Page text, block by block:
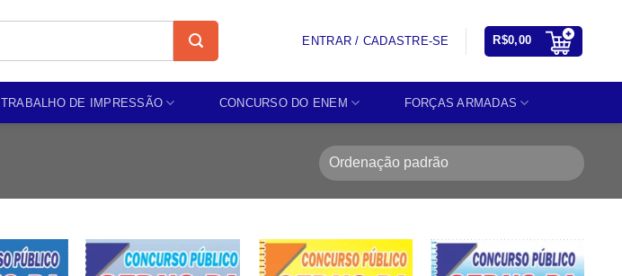
ENTRAR / CADASTRE-SE R$0,00
TRABALHO DE IMPRESSÃO CONCURSO DO ENEM FORÇAS ARMADAS